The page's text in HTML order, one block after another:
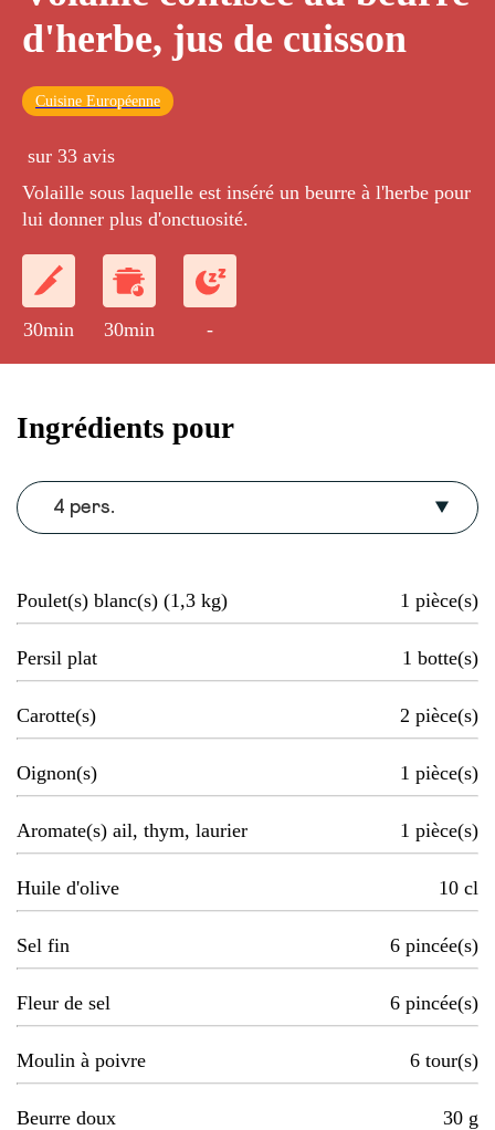
d'herbe, jus de cuisson
Cuisine Européenne
sur 33 avis
Volaille sous laquelle est inséré un beurre à l'herbe pour
lui donner plus d'onctuosité.
30min 30min -
Ingrédients pour
4 pers.
Poulet(s) blanc(s) (1,3 kg) 1 pièce(s)
Persil plat 1 botte(s)
Carotte(s) 2 pièce(s)
Oignon(s) 1 pièce(s)
Aromate(s) ail, thym, laurier 1 pièce(s)
Huile d'olive 10 cl
Sel fin 6 pincée(s)
Fleur de sel 6 pincée(s)
Moulin à poivre 6 tour(s)
Beurre doux 30 g